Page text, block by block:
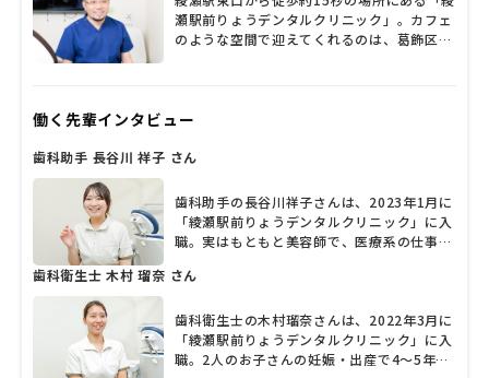
瀬駅前りょうデンタルクリニック」。カフェ
のような空間で迎えてくれるのは、葛飾区内
トだが、四角四面に「秋元先生」ではなく
も併せ持つ。初めて会う取材陣をおおらかに
ですよ」と録音機材の位置にまで心を配る一
面も印象的だった。相手の気持ちの動きを瞬
時にキャッチし、ユーモアを交えつつわかり
やすい言葉を選んで話す姿に、日々患者とコ
ミュニケーションを取る様子が垣間見えた。
しく聞いた。
働く先輩インタビュー
歯科助手 長谷川 祥子 さん
歯科助手の長谷川祥子さんは、2023年1月に
「綾瀬駅前りょうデンタルクリニック」に入
職。実はもともと美容師で、医療系の仕事は
ことが好きで、健康に携わる歯科助手の仕事
異業種からの転職を決めたそうです。「先生
も先輩スタッフも優しく丁寧に、一から指導
してくださいます」と話す長谷川さんに、職
歯科衛生士 木村 瑠奈 さん
歯科衛生士の木村瑠奈さんは、2022年3月に
「綾瀬駅前りょうデンタルクリニック」に入
職。2人のお子さんの妊娠・出産で4～5年の